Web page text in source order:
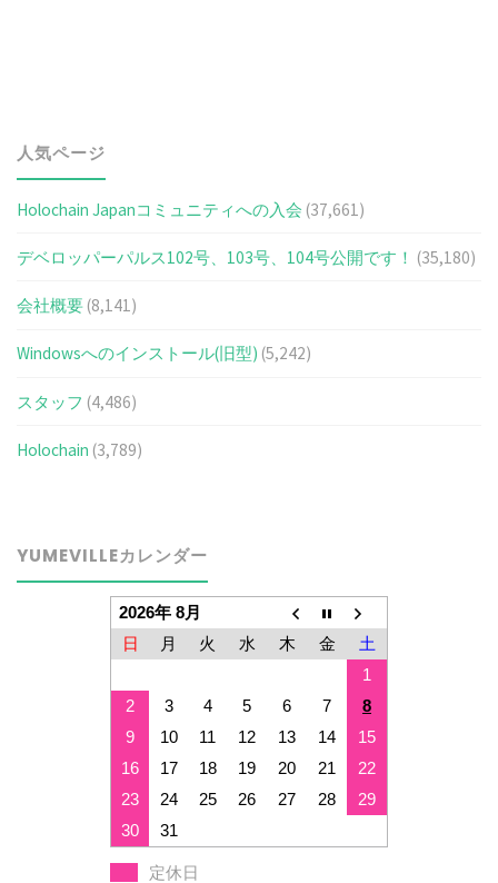
人気ページ
Holochain Japanコミュニティへの入会 (37,661)
デベロッパーパルス102号、103号、104号公開です！ (35,180)
会社概要 (8,141)
Windowsへのインストール(旧型) (5,242)
スタッフ (4,486)
Holochain (3,789)
YUMEVILLEカレンダー
2026年 8月
日
月 火 水 木 金
土
1
2
3 4 5 6 7
8
9
10 11 12 13 14
15
16
17 18 19 20 21
22
23
24 25 26 27 28
29
30
31
定休日